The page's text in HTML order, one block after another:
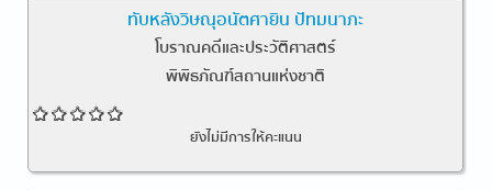
ทับหลังวิษณุอนัตศายิน ปัทมนาภะ
โบราณคดีและประวัติศาสตร์
พิพิธภัณฑ์สถานแห่งชาติ
ยังไม่มีการให้คะแนน